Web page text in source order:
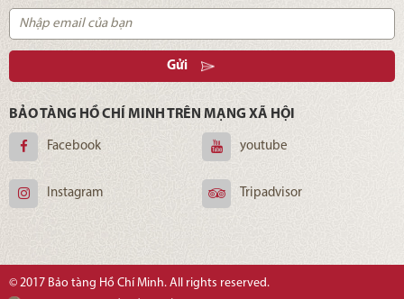
Gửi
BẢO TÀNG HỒ CHÍ MINH TRÊN MẠNG XÃ HỘI
Facebook youtube
Instagram Tripadvisor
© 2017 Bảo tàng Hồ Chí Minh. All rights reserved.